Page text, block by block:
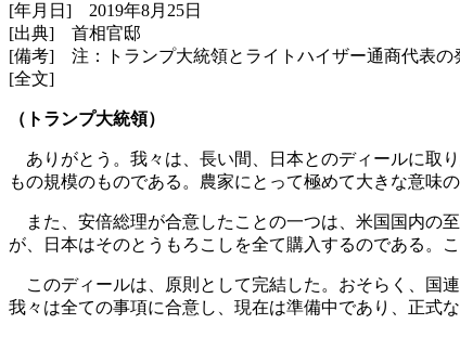
[年月日] 2019年8月25日
[出典] 首相官邸
[備考] 注：トランプ大統領とライトハイザー通商代表の
[全文]
（トランプ大統領）
ありがとう。我々は、長い間、日本とのディールに取
もの規模のものである。農家にとって極めて大きな意味の
また、安倍総理が合意したことの一つは、米国国内の
が、日本はそのとうもろこしを全て購入するのである。
このディールは、原則として完結した。おそらく、国
我々は全ての事項に合意し、現在は準備中であり、正式な